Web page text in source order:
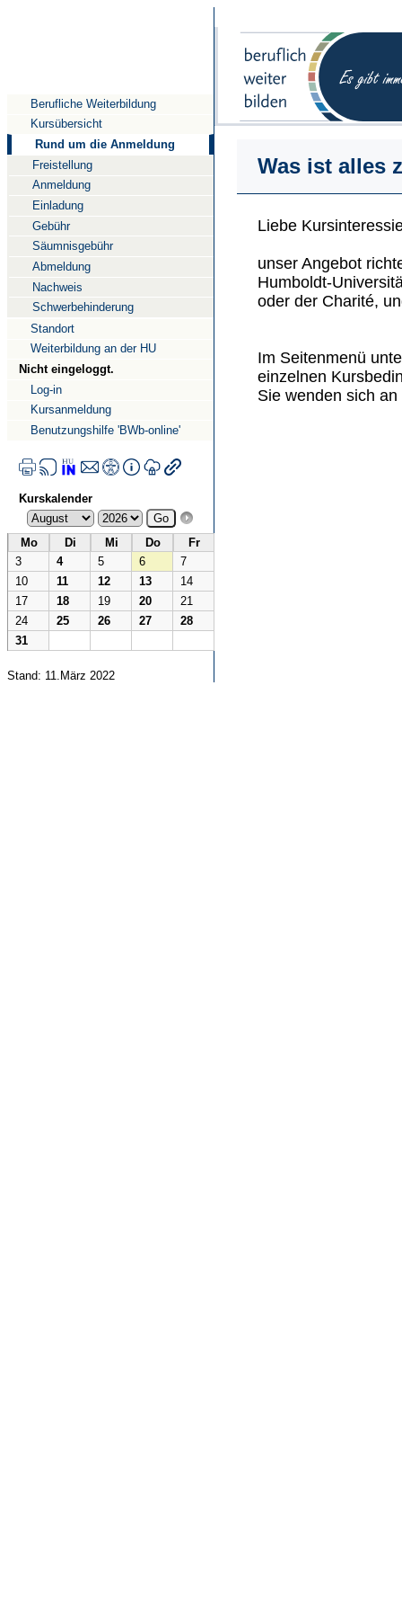
Berufliche Weiterbildung
Kursübersicht
Rund um die Anmeldung
Freistellung
Anmeldung
Einladung
Gebühr
Säumnisgebühr
Abmeldung
Nachweis
Schwerbehinderung
Standort
Weiterbildung an der HU
Nicht eingeloggt.
Log-in
Kursanmeldung
Benutzungshilfe 'BWb-online'
Kurskalender
Mo Di Mi Do
Fr
3
4 5 6
7
10
11 12 13
14
17
18 19 20
21
24
25 26 27
28
31
Stand: 11.März 2022
Was ist alles
Liebe
unser Angebot
Humboldt-
oder der Charité,
Im Seitenmenü
einzelnen
Sie wenden sich